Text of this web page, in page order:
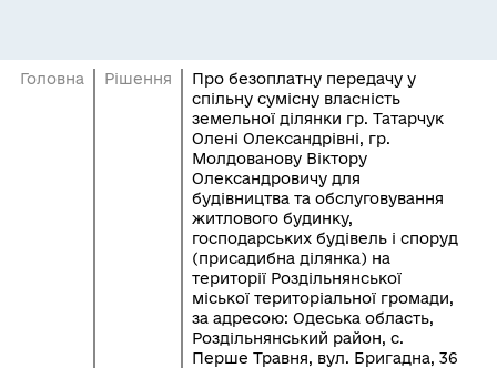
Головна Рішення
Про безоплатну передачу у
спільну сумісну власність
земельної ділянки гр. Татарчук
Олені Олександрівні, гр.
Молдованову Віктору
Олександровичу для
будівництва та обслуговування
житлового будинку,
господарських будівель і споруд
(присадибна ділянка) на
території Роздільнянської
міської територіальної громади,
за адресою: Одеська область,
Роздільнянський район, с.
Перше Травня, вул. Бригадна, 36